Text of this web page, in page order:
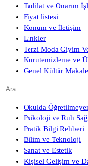
Tadilat ve Onarım
Fiyat listesi
Konum ve İletişim
Linkler
Terzi Moda Giyim
Kurutemizleme ve
Genel Kültür
Arama:
Okulda
Psikoloji ve Ruh
Pratik Bilgi Rehberi
Bilim ve Teknoloji
Sanat ve Estetik
Kişisel Gelişim ve